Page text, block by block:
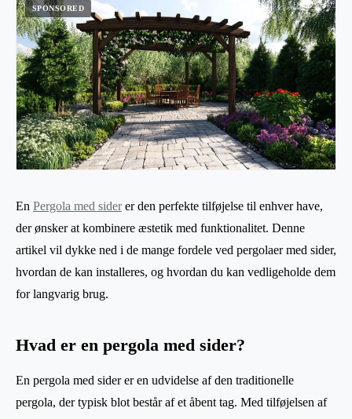
En Pergola med siderer den perfekte tilføjelse til enhver have,
der ønsker at kombinere æstetik med funktionalitet. Denne
artikel vil dykke ned i de mange fordele ved pergolaer med sider,
hvordan de kan installeres, og hvordan du kan vedligeholde dem
for langvarig brug.
Hvad er en pergola med sider?
En pergola med sider er en udvidelse af den traditionelle
pergola, der typisk blot består af et åbent tag. Med tilføjelsen af